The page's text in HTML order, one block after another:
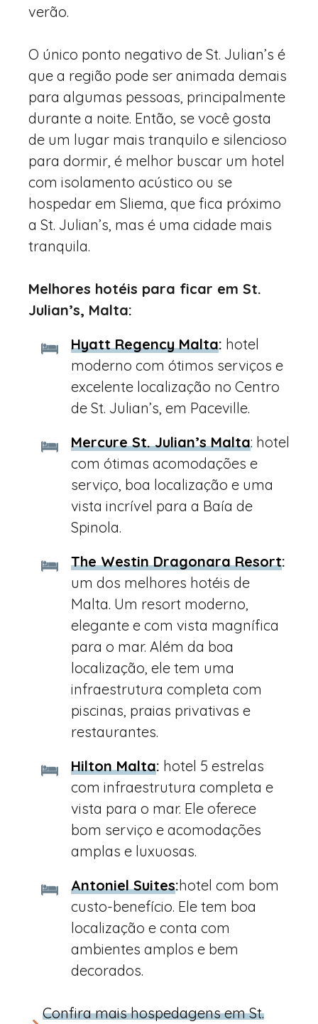
verão.
O único ponto negativo de St. Julian’s é
que a região pode ser animada demais
para algumas pessoas, principalmente
durante a noite. Então, se você gosta
de um lugar mais tranquilo e silencioso
para dormir, é melhor buscar um hotel
com isolamento acústico ou se
hospedar em Sliema, que fica próximo
a St. Julian’s, mas é uma cidade mais
tranquila.
Melhores hotéis para ficar em St.
Julian’s, Malta:
Hyatt Regency Malta: hotel
moderno com ótimos serviços e
excelente localização no Centro
de St. Julian’s, em Paceville.
Mercure St. Julian’s Malta: hotel
com ótimas acomodações e
serviço, boa localização e uma
vista incrível para a Baía de
Spinola.
The Westin Dragonara Resort:
um dos melhores hotéis de
Malta. Um resort moderno,
elegante e com vista magnífica
para o mar. Além da boa
localização, ele tem uma
infraestrutura completa com
piscinas, praias privativas e
restaurantes.
Hilton Malta: hotel 5 estrelas
com infraestrutura completa e
vista para o mar. Ele oferece
bom serviço e acomodações
amplas e luxuosas.
Antoniel Suites:hotel com bom
custo-benefício. Ele tem boa
localização e conta com
ambientes amplos e bem
decorados.
Confira mais hospedagens em St.